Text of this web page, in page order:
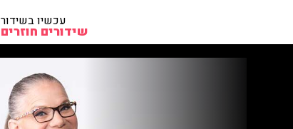
עכשיו בשידור
שידורים חוזרים